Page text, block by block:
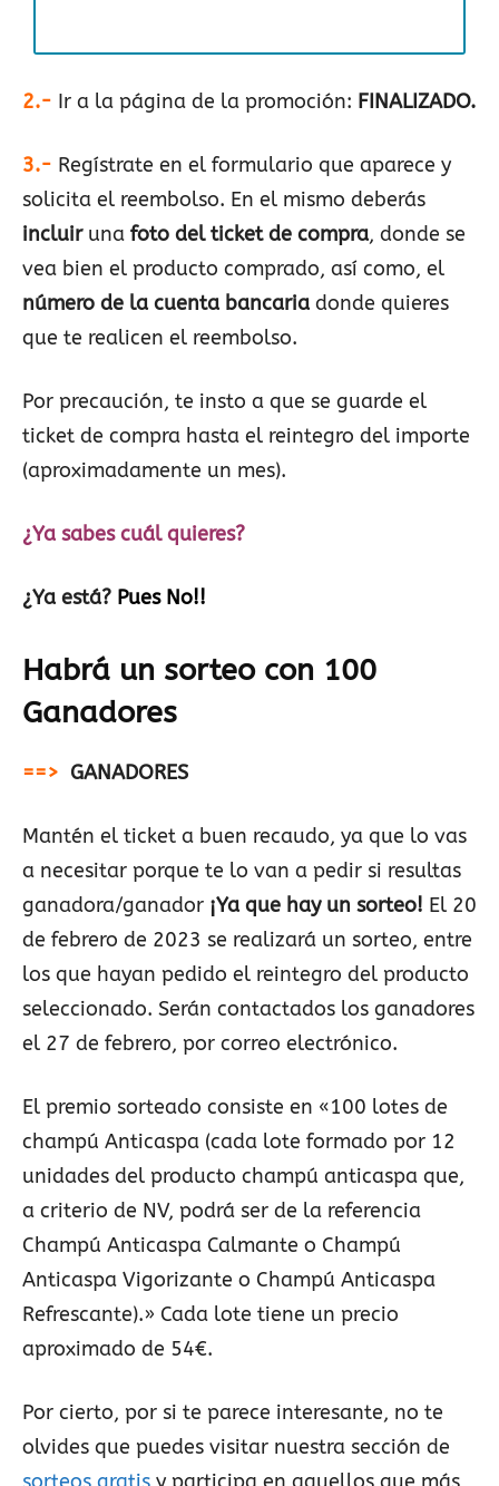
2.- Ir a la página de la promoción: FINALIZADO.
3.- Regístrate en el formulario que aparece y
solicita el reembolso. En el mismo deberás
incluiruna foto del ticket de compra, donde se
vea bien el producto comprado, así como, el
número de la cuenta bancaria donde quieres
que te realicen el reembolso.
Por precaución, te insto a que se guarde el
ticket de compra hasta el reintegro del importe
(aproximadamente un mes).
¿Ya sabes cuál quieres?
¿Ya está? Pues No!!
Habrá un sorteo con 100
Ganadores
==> GANADORES
Mantén el ticket a buen recaudo, ya que lo vas
a necesitar porque te lo van a pedir si resultas
ganadora/ganador ¡Ya que hay un sorteo! El 20
de febrero de 2023 se realizará un sorteo, entre
los que hayan pedido el reintegro del producto
seleccionado. Serán contactados los ganadores
el 27 de febrero, por correo electrónico.
El premio sorteado consiste en «100 lotes de
champú Anticaspa (cada lote formado por 12
unidades del producto champú anticaspa que,
a criterio de NV, podrá ser de la referencia
Champú Anticaspa Calmante o Champú
Anticaspa Vigorizante o Champú Anticaspa
Refrescante).» Cada lote tiene un precio
aproximado de 54€.
Por cierto, por si te parece interesante, no te
olvides que puedes visitar nuestra sección de